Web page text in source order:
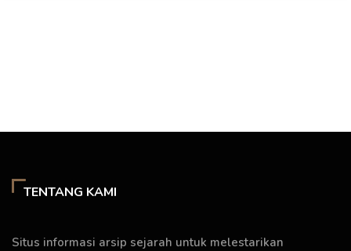
TENTANG KAMI
Situs informasi arsip sejarah untuk melestarikan